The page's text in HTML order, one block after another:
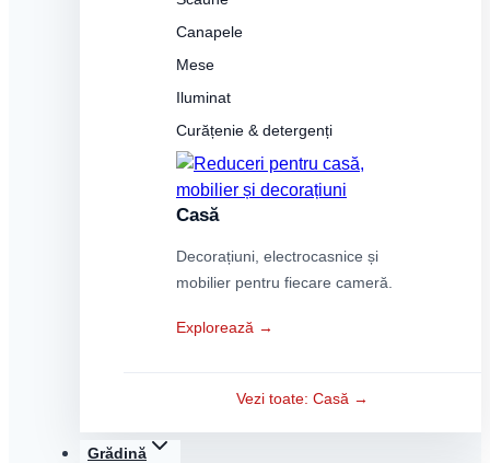
Canapele
Mese
Iluminat
Curățenie & detergenți
Casă
Decorațiuni, electrocasnice și
mobilier pentru fiecare cameră.
Explorează →
Vezi toate: Casă →
Grădină